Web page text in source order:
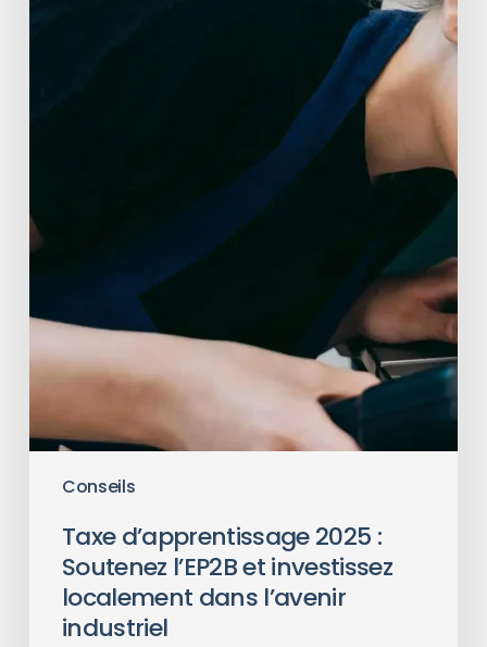
Conseils
Taxe d’apprentissage 2025 :
Soutenez l’EP2B et investissez
localement dans l’avenir
industriel